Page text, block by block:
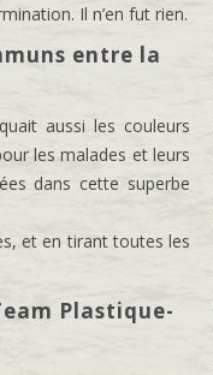
Il n’en fut rien.
entre la
aussi les couleurs
les malades et leurs
dans cette superbe
et en tirant toutes les
Plastique-